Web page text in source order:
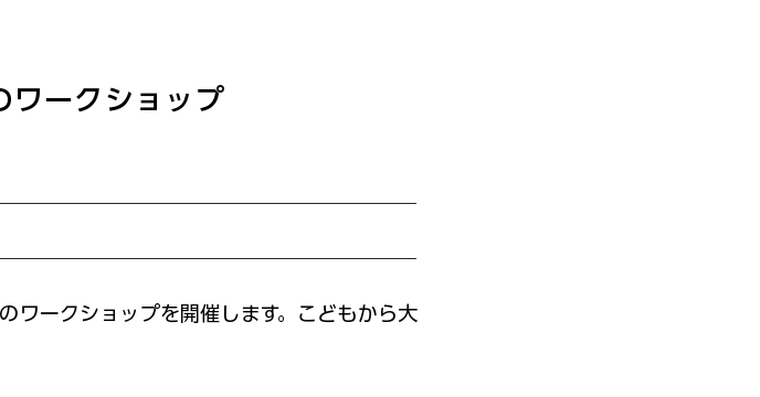
ワークショップ
ワークショップを開催します。こどもから大